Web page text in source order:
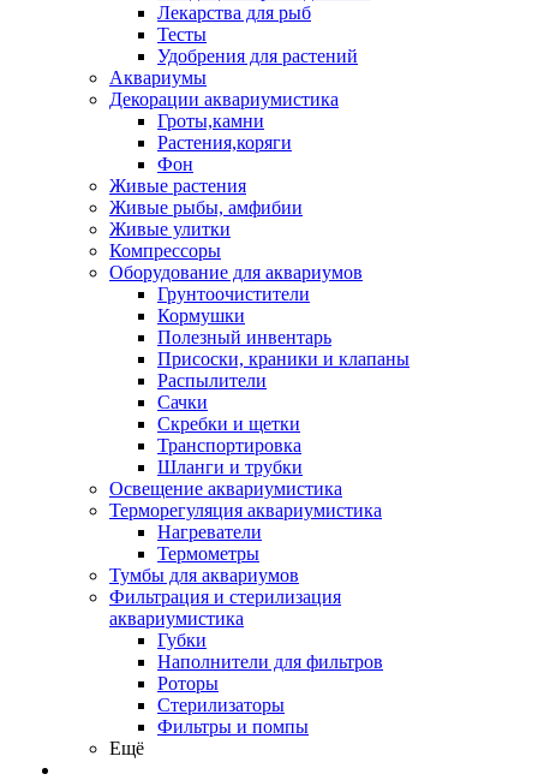
Лекарства для рыб
Тесты
Удобрения для растений
Аквариумы
Декорации аквариумистика
Гроты,камни
Растения,коряги
Фон
Живые растения
Живые рыбы, амфибии
Живые улитки
Компрессоры
Оборудование для аквариумов
Грунтоочистители
Кормушки
Полезный инвентарь
Присоски, краники и клапаны
Распылители
Сачки
Скребки и щетки
Транспортировка
Шланги и трубки
Освещение аквариумистика
Терморегуляция аквариумистика
Нагреватели
Термометры
Тумбы для аквариумов
Фильтрация и стерилизация
аквариумистика
Губки
Наполнители для фильтров
Роторы
Стерилизаторы
Фильтры и помпы
Ещё